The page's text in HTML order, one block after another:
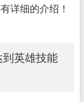
详细的介绍！
英雄技能